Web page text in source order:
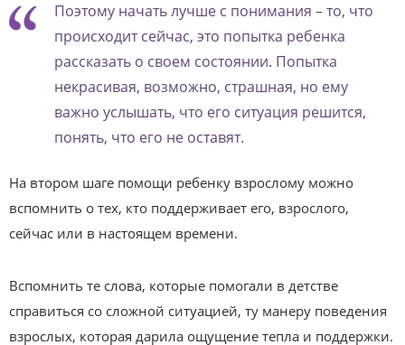
Поэтому начать лучше с понимания – то, что
происходит сейчас, это попытка ребенка
рассказать о своем состоянии. Попытка
некрасивая, возможно, страшная, но ему
важно услышать, что его ситуация решится,
понять, что его не оставят.
На втором шаге помощи ребенку взрослому можно
вспомнить о тех, кто поддерживает его, взрослого,
сейчас или в настоящем времени.
Вспомнить те слова, которые помогали в детстве
справиться со сложной ситуацией, ту манеру поведения
взрослых, которая дарила ощущение тепла и поддержки.